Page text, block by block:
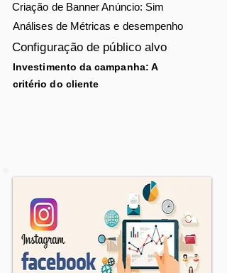
Criação de Banner Anúncio: Sim
Análises de Métricas e desempenho
Configuração de público alvo
Investimento da campanha: A
critério do cliente